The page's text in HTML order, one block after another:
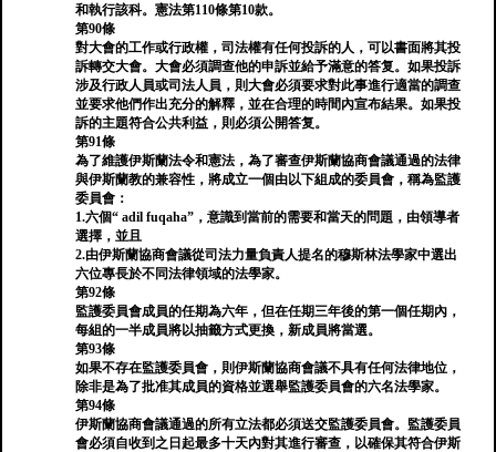
和執行該科。憲法第110條第10款。
第90條
對大會的工作或行政權，司法權有任何投訴的人，可以書面將其投
訴轉交大會。大會必須調查他的申訴並給予滿意的答复。如果投訴
涉及行政人員或司法人員，則大會必須要求對此事進行適當的調查
並要求他們作出充分的解釋，並在合理的時間內宣布結果。如果投
訴的主題符合公共利益，則必須公開答复。
第91條
為了維護伊斯蘭法令和憲法，為了審查伊斯蘭協商會議通過的法律
與伊斯蘭教的兼容性，將成立一個由以下組成的委員會，稱為監護
委員會：
1.六個“ adil fuqaha”，意識到當前的需要和當天的問題，由領導者
選擇，並且
2.由伊斯蘭協商會議從司法力量負責人提名的穆斯林法學家中選出
六位專長於不同法律領域的法學家。
第92條
監護委員會成員的任期為六年，但在任期三年後的第一個任期內，
每組的一半成員將以抽籤方式更換，新成員將當選。
第93條
如果不存在監護委員會，則伊斯蘭協商會議不具有任何法律地位，
除非是為了批准其成員的資格並選舉監護委員會的六名法學家。
第94條
伊斯蘭協商會議通過的所有立法都必須送交監護委員會。監護委員
會必須自收到之日起最多十天內對其進行審查，以確保其符合伊斯